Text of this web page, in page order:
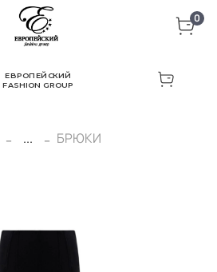
0
ЕВРОПЕЙСКИЙ
FASHION GROUP
... БРЮКИ